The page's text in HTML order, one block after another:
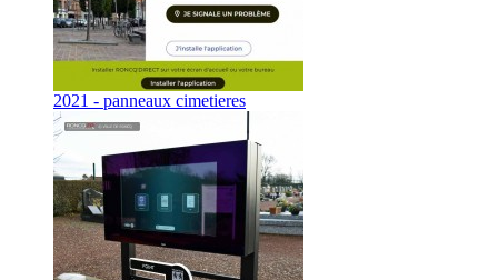
2021 - panneaux cimetieres